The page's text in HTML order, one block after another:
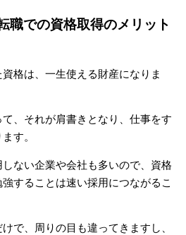
職での資格取得のメリット
格は、一生使える財産になりま
、それが肩書きとなり、仕事をす
す。
ない企業や会社も多いので、資格
することは速い採用につながるこ
で、周りの目も違ってきますし、